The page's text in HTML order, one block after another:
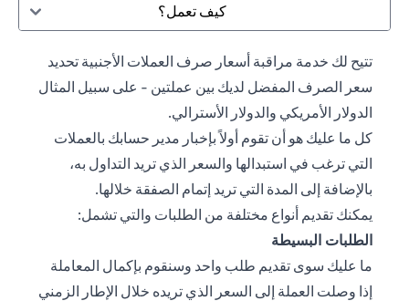
كيف تعمل؟
تتيح لك خدمة مراقبة أسعار صرف العملات الأجنبية تحديد
سعر الصرف المفضل لديك بين عملتين - على سبيل المثال
الدولار الأمريكي والدولار الأسترالي.
كل ما عليك هو أن تقوم أولاً بإخبار مدير حسابك بالعملات
التي ترغب في استبدالها والسعر الذي تريد التداول به،
بالإضافة إلى المدة التي تريد إتمام الصفقة خلالها.
يمكنك تقديم أنواع مختلفة من الطلبات والتي تشمل:
الطلبات البسيطة
ما عليك سوى تقديم طلب واحد وسنقوم بإكمال المعاملة
إذا وصلت العملة إلى السعر الذي تريده خلال الإطار الزمني